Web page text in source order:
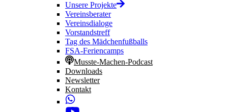
Unsere Projekte
Vereinsberater
Vereinsdialoge
Vorstandstreff
Tag des Mädchenfußballs
FSA-Feriencamps
Musste-Machen-Podcast
Downloads
Newsletter
Kontakt